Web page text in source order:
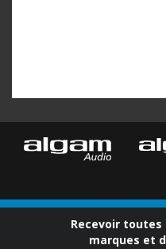
Recevoir
marques et